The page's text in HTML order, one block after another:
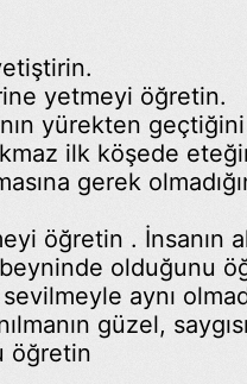
yetmeyi öğretin.
yürekten
ilk köşede
gerek
öğretin . İnsanın
olduğunu
sevilmeyle aynı
güzel,
öğretin